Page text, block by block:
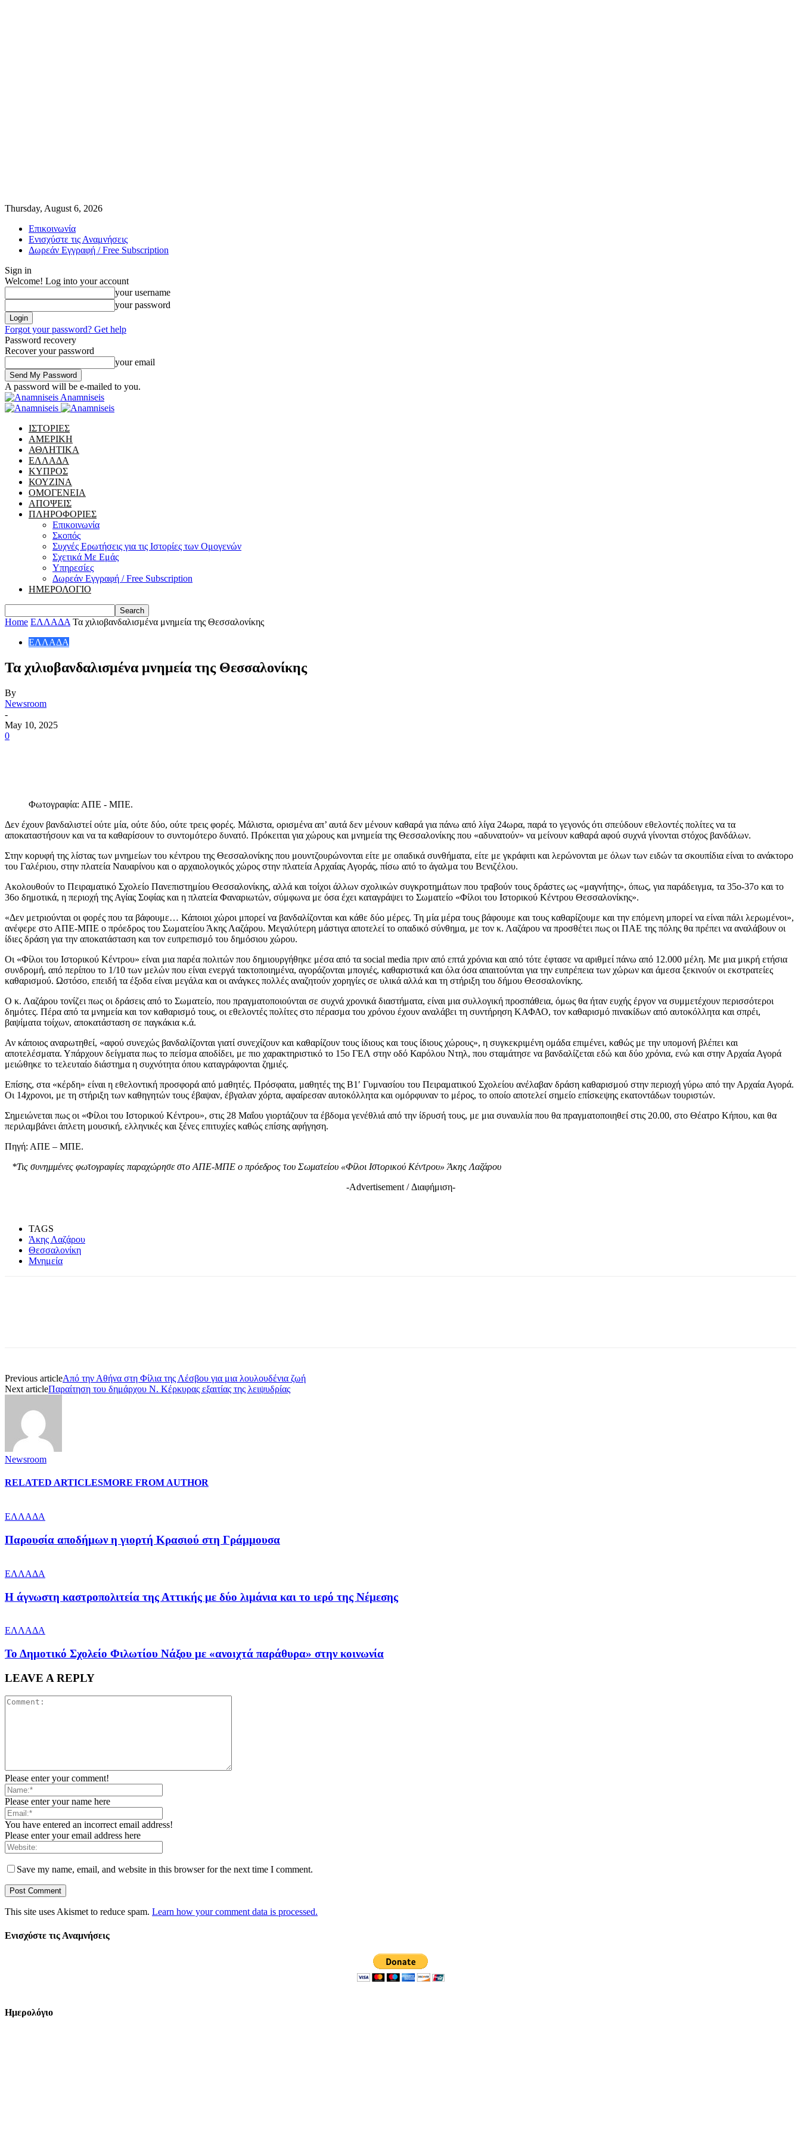
Thursday, August 6, 2026
Επικοινωνία
Ενισχύστε τις Αναμνήσεις
Δωρεάν Εγγραφή / Free Subscription
Sign in
Welcome! Log into your account
your username
your password
Forgot your password? Get help
Password recovery
Recover your password
your email
A password will be e-mailed to you.
Anamniseis
ΙΣΤΟΡΙΕΣ
ΑΜΕΡΙΚΗ
ΑΘΛΗΤΙΚΑ
ΕΛΛΑΔΑ
ΚΥΠΡΟΣ
ΚΟΥΖΙΝΑ
ΟΜΟΓΕΝΕΙΑ
ΑΠΟΨΕΙΣ
ΠΛΗΡΟΦΟΡΙΕΣ
Επικοινωνία
Σκοπός
Συχνές Ερωτήσεις για τις Ιστορίες των Ομογενών
Σχετικά Με Εμάς
Υπηρεσίες
Δωρεάν Εγγραφή / Free Subscription
ΗΜΕΡΟΛΟΓΙΟ
Home ΕΛΛΑΔΑ Τα χιλιοβανδαλισμένα μνημεία της Θεσσαλονίκης
ΕΛΛΑΔΑ
Τα χιλιοβανδαλισμένα μνημεία της Θεσσαλονίκης
By
Newsroom
-
May 10, 2025
0
Φωτογραφία: ΑΠΕ - ΜΠΕ.
Δεν έχουν βανδαλιστεί ούτε μία, ούτε δύο, ούτε τρεις φορές. Μάλιστα, ορισμένα απ’ αυτά δεν μένουν καθαρά για πάνω από λίγα 24ωρα, παρά το γεγονός ότι σπεύδουν εθελοντές πολίτες να τα
αποκαταστήσουν και να τα καθαρίσουν το συντομότερο δυνατό. Πρόκειται για χώρους και μνημεία της Θεσσαλονίκης που «αδυνατούν» να μείνουν καθαρά αφού συχνά γίνονται στόχος βανδάλων.
Στην κορυφή της λίστας των μνημείων του κέντρου της Θεσσαλονίκης που μουντζουρώνονται είτε με οπαδικά συνθήματα, είτε με γκράφιτι και λερώνονται με όλων των ειδών τα σκουπίδια είναι το ανάκτορο
του Γαλέριου, στην πλατεία Ναυαρίνου και ο αρχαιολογικός χώρος στην πλατεία Αρχαίας Αγοράς, πίσω από το άγαλμα του Βενιζέλου.
Ακολουθούν το Πειραματικό Σχολείο Πανεπιστημίου Θεσσαλονίκης, αλλά και τοίχοι άλλων σχολικών συγκροτημάτων που τραβούν τους δράστες ως «μαγνήτης», όπως, για παράδειγμα, τα 35ο-37ο και το
36ο δημοτικά, η περιοχή της Αγίας Σοφίας και η πλατεία Φαναριωτών, σύμφωνα με όσα έχει καταγράψει το Σωματείο «Φίλοι του Ιστορικού Κέντρου Θεσσαλονίκης».
«Δεν μετριούνται οι φορές που τα βάφουμε… Κάποιοι χώροι μπορεί να βανδαλίζονται και κάθε δύο μέρες. Τη μία μέρα τους βάφουμε και τους καθαρίζουμε και την επόμενη μπορεί να είναι πάλι λερωμένοι»,
ανέφερε στο ΑΠΕ-ΜΠΕ ο πρόεδρος του Σωματείου Άκης Λαζάρου. Μεγαλύτερη μάστιγα αποτελεί το οπαδικό σύνθημα, με τον κ. Λαζάρου να προσθέτει πως οι ΠΑΕ της πόλης θα πρέπει να αναλάβουν οι
ίδιες δράση για την αποκατάσταση και τον ευπρεπισμό του δημόσιου χώρου.
Οι «Φίλοι του Ιστορικού Κέντρου» είναι μια παρέα πολιτών που δημιουργήθηκε μέσα από τα social media πριν από επτά χρόνια και από τότε έφτασε να αριθμεί πάνω από 12.000 μέλη. Με μια μικρή ετήσια
συνδρομή, από περίπου το 1/10 των μελών που είναι ενεργά τακτοποιημένα, αγοράζονται μπογιές, καθαριστικά και όλα όσα απαιτούνται για την ευπρέπεια των χώρων και άμεσα ξεκινούν οι εκστρατείες
καθαρισμού. Ωστόσο, επειδή τα έξοδα είναι μεγάλα και οι ανάγκες πολλές αναζητούν χορηγίες σε υλικά αλλά και τη στήριξη του δήμου Θεσσαλονίκης.
Ο κ. Λαζάρου τονίζει πως οι δράσεις από το Σωματείο, που πραγματοποιούνται σε συχνά χρονικά διαστήματα, είναι μια συλλογική προσπάθεια, όμως θα ήταν ευχής έργον να συμμετέχουν περισσότεροι
δημότες. Πέρα από τα μνημεία και τον καθαρισμό τους, οι εθελοντές πολίτες στο πέρασμα του χρόνου έχουν αναλάβει τη συντήρηση ΚΑΦΑΟ, τον καθαρισμό πινακίδων από αυτοκόλλητα και σπρέι,
βαψίματα τοίχων, αποκατάσταση σε παγκάκια κ.ά.
Αν κάποιος αναρωτηθεί, «αφού συνεχώς βανδαλίζονται γιατί συνεχίζουν και καθαρίζουν τους ίδιους και τους ίδιους χώρους», η συγκεκριμένη ομάδα επιμένει, καθώς με την υπομονή βλέπει και
αποτελέσματα. Υπάρχουν δείγματα πως το πείσμα αποδίδει, με πιο χαρακτηριστικό το 15ο ΓΕΛ στην οδό Καρόλου Ντηλ, που σταμάτησε να βανδαλίζεται εδώ και δύο χρόνια, ενώ και στην Αρχαία Αγορά
μειώθηκε το τελευταίο διάστημα η συχνότητα όπου καταγράφονται ζημιές.
Επίσης, στα «κέρδη» είναι η εθελοντική προσφορά από μαθητές. Πρόσφατα, μαθητές της Β1′ Γυμνασίου του Πειραματικού Σχολείου ανέλαβαν δράση καθαρισμού στην περιοχή γύρω από την Αρχαία Αγορά.
Οι 14χρονοι, με τη στήριξη των καθηγητών τους έβαψαν, έβγαλαν χόρτα, αφαίρεσαν αυτοκόλλητα και ομόρφυναν το μέρος, το οποίο αποτελεί σημείο επίσκεψης εκατοντάδων τουριστών.
Σημειώνεται πως οι «Φίλοι του Ιστορικού Κέντρου», στις 28 Μαΐου γιορτάζουν τα έβδομα γενέθλιά από την ίδρυσή τους, με μια συναυλία που θα πραγματοποιηθεί στις 20.00, στο Θέατρο Κήπου, και θα
περιλαμβάνει άπλετη μουσική, ελληνικές και ξένες επιτυχίες καθώς επίσης αφήγηση.
Πηγή: ΑΠΕ – ΜΠΕ.
*Τις συνημμένες φωτογραφίες παραχώρησε στο ΑΠΕ-ΜΠΕ ο πρόεδρος του Σωματείου «Φίλοι Ιστορικού Κέντρου» Άκης Λαζάρου
-Advertisement / Διαφήμιση-
TAGS
Άκης Λαζάρου
Θεσσαλονίκη
Μνημεία
Previous articleΑπό την Αθήνα στη Φίλια της Λέσβου για μια λουλουδένια ζωή
Next articleΠαραίτηση του δημάρχου Ν. Κέρκυρας εξαιτίας της λειψυδρίας
Newsroom
RELATED ARTICLESMORE FROM AUTHOR
ΕΛΛΑΔΑ
Παρουσία αποδήμων η γιορτή Κρασιού στη Γράμμουσα
ΕΛΛΑΔΑ
Η άγνωστη καστροπολιτεία της Αττικής με δύο λιμάνια και το ιερό της Νέμεσης
ΕΛΛΑΔΑ
Το Δημοτικό Σχολείο Φιλωτίου Νάξου με «ανοιχτά παράθυρα» στην κοινωνία
LEAVE A REPLY
Please enter your comment!
Please enter your name here
You have entered an incorrect email address!
Please enter your email address here
Save my name, email, and website in this browser for the next time I comment.
This site uses Akismet to reduce spam. Learn how your comment data is processed.
Ενισχύστε τις Αναμνήσεις
Ημερολόγιο